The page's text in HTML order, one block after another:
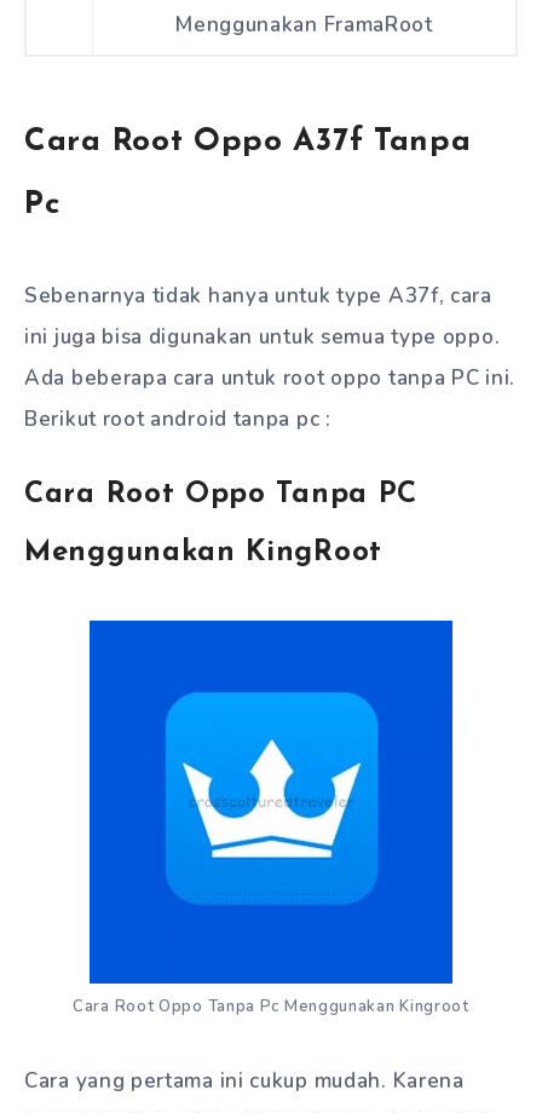
Menggunakan FramaRoot
Cara Root Oppo A37f Tanpa
Pc
Sebenarnya tidak hanya untuk type A37f, cara
ini juga bisa digunakan untuk semua type oppo.
Ada beberapa cara untuk root oppo tanpa PC ini.
Berikut root android tanpa pc :
Cara Root Oppo Tanpa PC
Menggunakan KingRoot
Cara Root Oppo Tanpa Pc Menggunakan Kingroot
Cara yang pertama ini cukup mudah. Karena